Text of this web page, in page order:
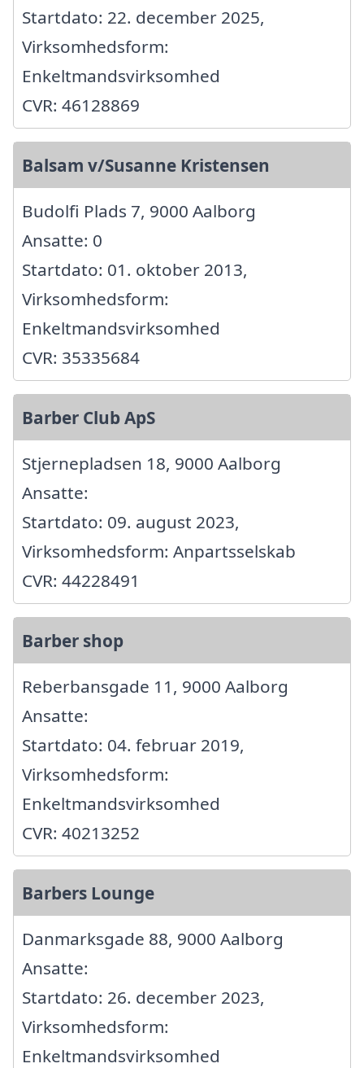
Startdato: 22. december 2025,
Virksomhedsform:
Enkeltmandsvirksomhed
CVR: 46128869
Balsam v/Susanne Kristensen
Budolfi Plads 7, 9000 Aalborg
Ansatte: 0
Startdato: 01. oktober 2013,
Virksomhedsform:
Enkeltmandsvirksomhed
CVR: 35335684
Barber Club ApS
Stjernepladsen 18, 9000 Aalborg
Ansatte:
Startdato: 09. august 2023,
Virksomhedsform: Anpartsselskab
CVR: 44228491
Barber shop
Reberbansgade 11, 9000 Aalborg
Ansatte:
Startdato: 04. februar 2019,
Virksomhedsform:
Enkeltmandsvirksomhed
CVR: 40213252
Barbers Lounge
Danmarksgade 88, 9000 Aalborg
Ansatte:
Startdato: 26. december 2023,
Virksomhedsform:
Enkeltmandsvirksomhed